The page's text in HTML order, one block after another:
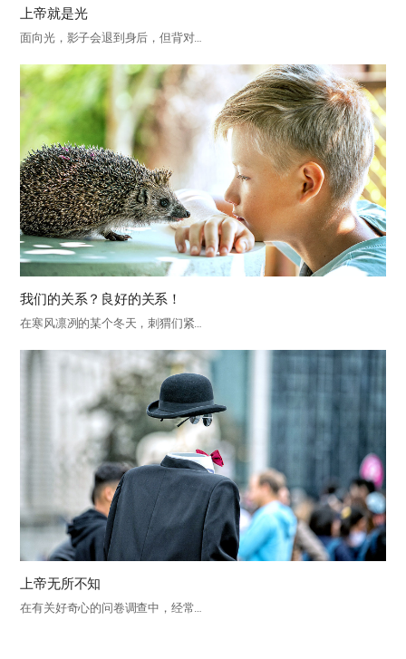
上帝就是光
面向光，影子会退到身后，但背对…
我们的关系？良好的关系！
在寒风凛冽的某个冬天，刺猬们紧…
上帝无所不知
在有关好奇心的问卷调查中，经常…